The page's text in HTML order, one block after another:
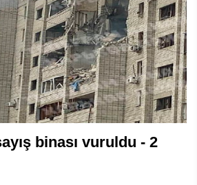
binası vuruldu - 2